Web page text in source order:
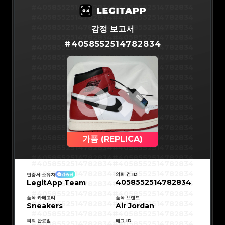
#5216693512454378#5216693512454378
#5216693512454378#5216693512454378
#5216693512454378#5216693512454378
#5216693512454378#5216693512454378
#5216693512454378#5216693512454378
#5216693512454378#5216693512454378
#5216693512454378
#5216693512454378#5216693512454378
#5216693512454378#5216693512454378
#5216693512454378#5216693512454378
#5216693512454378#5216693512454378
#5216693512454378
#5216693512454378
#5216693512454378#5216693512454378
#5216693512454378#5216693512454378
#5216693512454378#5216693512454378
#5216693512454378
#5216693512454378
#5216693512454378
#5216693512454378
#5216693512454378
#5216693512454378
#5216693512454378
#5216693512454378
#5216693512454378#5216693512454378
#5216693512454378#5216693512454378
#5216693512454378#5216693512454378
#5216693512454378
#5216693512454378
#5216693512454378#5216693512454378
#5216693512454378#5216693512454378
#5216693512454378#5216693512454378
#5216693512454378
#5216693512454378
#5216693512454378#5216693512454378
#5216693512454378#5216693512454378
#5216693512454378#5216693512454378
#5216693512454378#5216693512454378
#5216693512454378#5216693512454378
#5216693512454378
#5216693512454378
#5216693512454378
#5216693512454378
#5216693512454378
#5216693512454378
#5216693512454378
#5216693512454378
#4058552514782834#4058552514782834
#4058552514782834#4058552514782834
#4058552514782834#4058552514782834
#4058552514782834#4058552514782834
#4058552514782834#4058552514782834
#4058552514782834
#4058552514782834
#4058552514782834#4058552514782834
#4058552514782834#4058552514782834
#4058552514782834#4058552514782834
#4058552514782834#4058552514782834
#4058552514782834 #4058552514782834
#4058552514782834#4058552514782834
#4058552514782834#4058552514782834
#4058552514782834#4058552514782834
#4058552514782834#4058552514782834
#4058552514782834
#4058552514782834
#4058552514782834
#4058552514782834
#4058552514782834
#4058552514782834
#4058552514782834
#4058552514782834
#4058552514782834
#4058552514782834
감정 보고서
#4058552514782834
가품 (REPLICA)
#4058552514782834
#4058552514782834
#4058552514782834
#4058552514782834
#4058552514782834
#4058552514782834
#4058552514782834
#4058552514782834
인증서 소유자 검증됨
LegitApp Team
의뢰 건 ID
4058552514782834
품목 카테고리
Sneakers
품목 브랜드
Air Jordan
의뢰 완료일 태그 ID